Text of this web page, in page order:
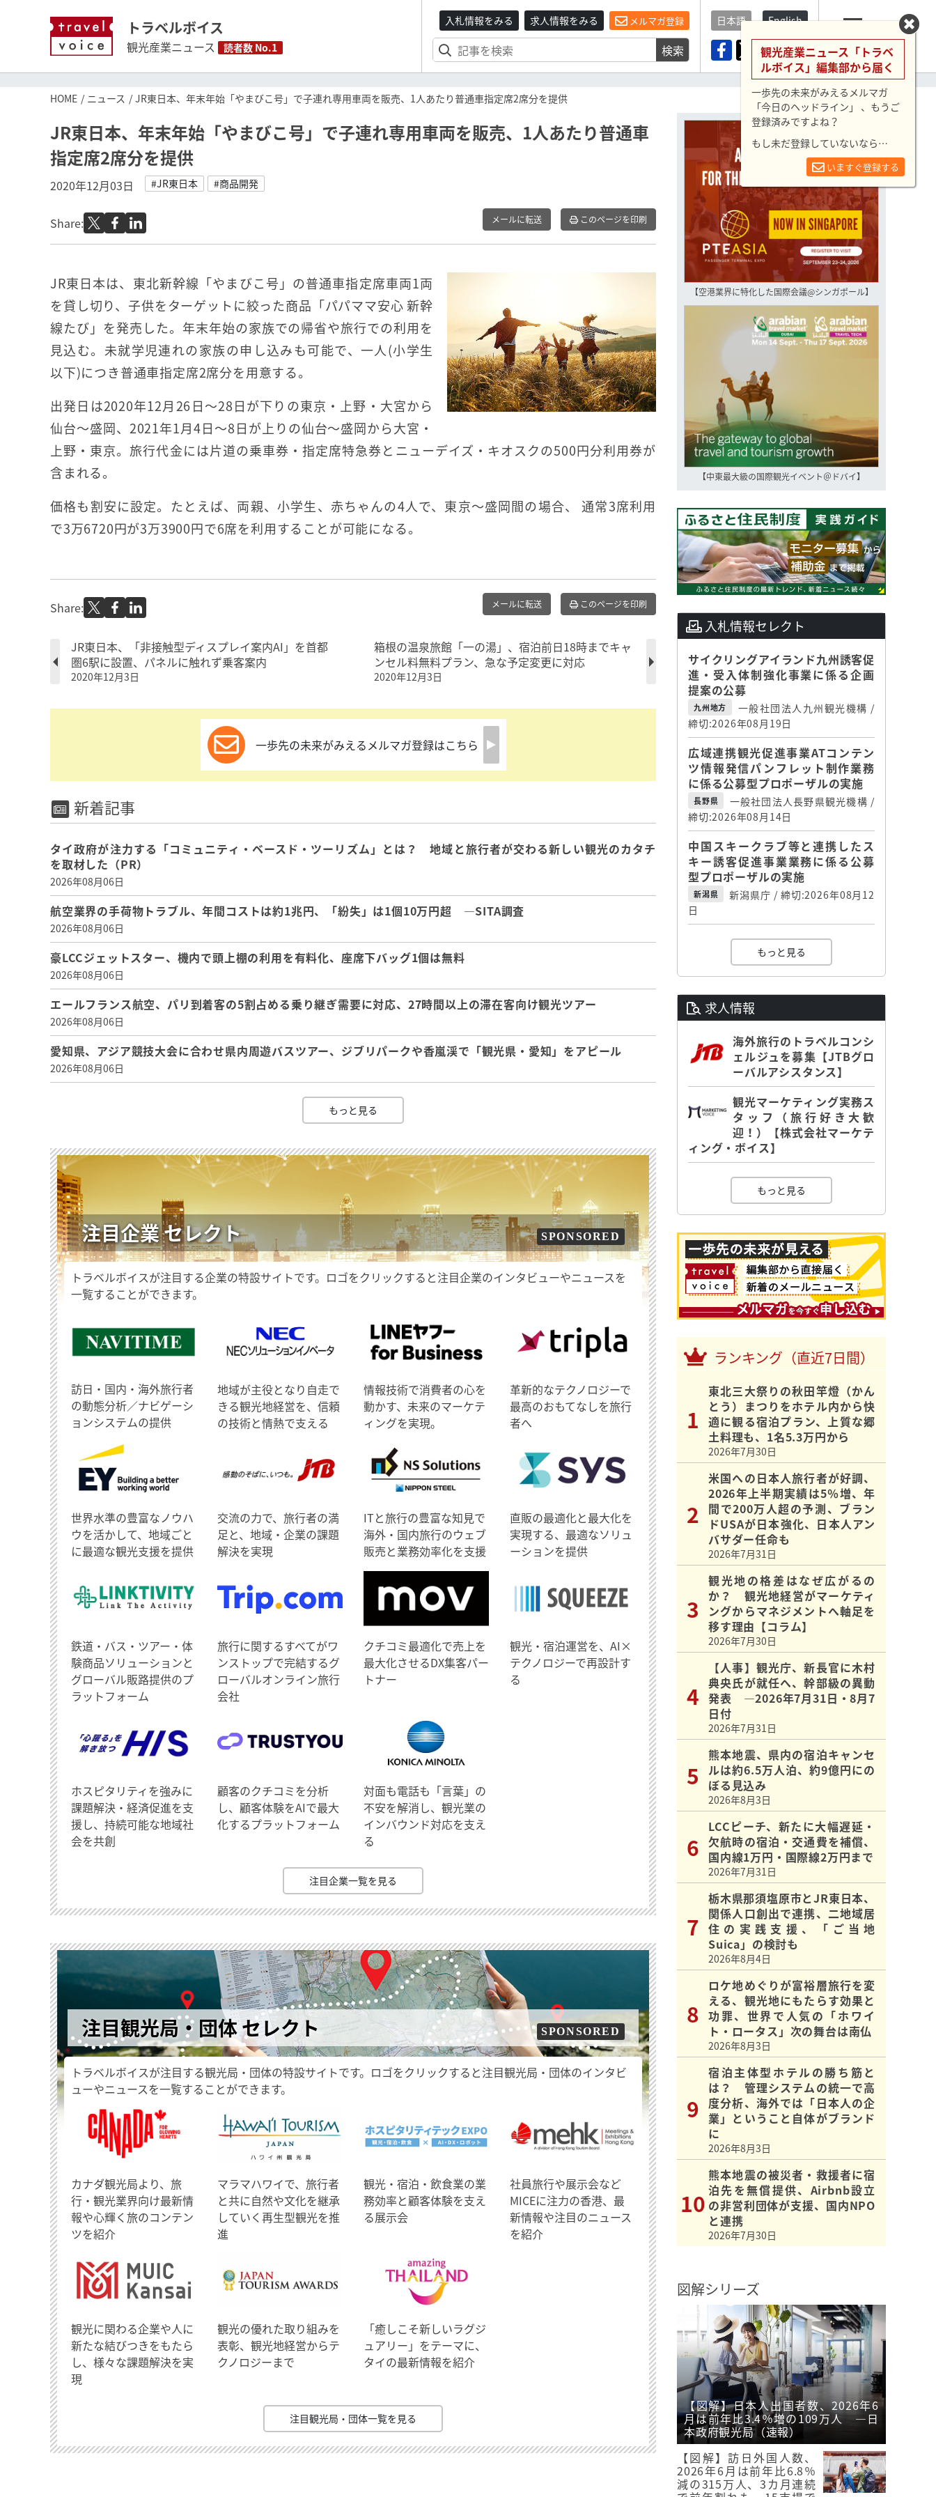
トラベルボイス
観光産業ニュース 読者数 No.1
入札情報をみる 求人情報をみる メルマガ登録
検索
日本語 English
メニュー
HOME ニュース JR東日本、年末年始「やまびこ号」で子連れ専用車両を販売、1人あたり普通車指定席2席分を提供
JR東日本、年末年始「やまびこ号」で子連れ専用車両を販売、1人あたり普通車
指定席2席分を提供
2020年12月03日 #JR東日本 #商品開発
Share: メールに転送 このページを印刷
JR東日本は、東北新幹線「やまびこ号」の普通車指定席車両1両
を貸し切り、子供をターゲットに絞った商品「パパママ安心 新幹
線たび」を発売した。年末年始の家族での帰省や旅行での利用を
見込む。未就学児連れの家族の申し込みも可能で、一人(小学生
以下)につき普通車指定席2席分を用意する。
出発日は2020年12月26日～28日が下りの東京・上野・大宮から
仙台～盛岡、2021年1月4日～8日が上りの仙台～盛岡から大宮・
上野・東京。旅行代金には片道の乗車券・指定席特急券とニューデイズ・キオスクの500円分利用券が
含まれる。
価格も割安に設定。たとえば、両親、小学生、赤ちゃんの4人で、東京～盛岡間の場合、 通常3席利用
で3万6720円が3万3900円で6席を利用することが可能になる。
Share: メールに転送 このページを印刷
JR東日本、「非接触型ディスプレイ案内AI」を首都
圏6駅に設置、パネルに触れず乗客案内
2020年12月3日
箱根の温泉旅館「一の湯」、宿泊前日18時までキャ
ンセル料無料プラン、急な予定変更に対応
2020年12月3日
一歩先の未来がみえるメルマガ登録はこちら
新着記事
タイ政府が注力する「コミュニティ・ベースド・ツーリズム」とは？ 地域と旅行者が交わる新しい観光のカタチ
を取材した（PR）
2026年08月06日
航空業界の手荷物トラブル、年間コストは約1兆円、「紛失」は1個10万円超 ―SITA調査
2026年08月06日
豪LCCジェットスター、機内で頭上棚の利用を有料化、座席下バッグ1個は無料
2026年08月06日
エールフランス航空、パリ到着客の5割占める乗り継ぎ需要に対応、27時間以上の滞在客向け観光ツアー
2026年08月06日
愛知県、アジア競技大会に合わせ県内周遊バスツアー、ジブリパークや香嵐渓で「観光県・愛知」をアピール
2026年08月06日
もっと見る
注目企業 セレクト SPONSORED
トラベルボイスが注目する企業の特設サイトです。ロゴをクリックすると注目企業のインタビューやニュースを
一覧することができます。
訪日・国内・海外旅行者
の動態分析／ナビゲーシ
ョンシステムの提供
地域が主役となり自走で
きる観光地経営を、信頼
の技術と情熱で支える
情報技術で消費者の心を
動かす、未来のマーケテ
ィングを実現。
革新的なテクノロジーで
最高のおもてなしを旅行
者へ
世界水準の豊富なノウハ
ウを活かして、地域ごと
に最適な観光支援を提供
交流の力で、旅行者の満
足と、地域・企業の課題
解決を実現
ITと旅行の豊富な知見で
海外・国内旅行のウェブ
販売と業務効率化を支援
直販の最適化と最大化を
実現する、最適なソリュ
ーションを提供
鉄道・バス・ツアー・体
験商品ソリューションと
グローバル販路提供のプ
ラットフォーム
旅行に関するすべてがワ
ンストップで完結するグ
ローバルオンライン旅行
会社
クチコミ最適化で売上を
最大化させるDX集客パー
トナー
観光・宿泊運営を、AI×
テクノロジーで再設計す
る
ホスピタリティを強みに
課題解決・経済促進を支
援し、持続可能な地域社
会を共創
顧客のクチコミを分析
し、顧客体験をAIで最大
化するプラットフォーム
対面も電話も「言葉」の
不安を解消し、観光業の
インバウンド対応を支え
る
注目企業一覧を見る
注目観光局・団体 セレクト SPONSORED
トラベルボイスが注目する観光局・団体の特設サイトです。ロゴをクリックすると注目観光局・団体のインタビ
ューやニュースを一覧することができます。
​カナダ観光局より、旅
行・観光業界向け最新情
報や心輝く旅のコンテン
ツを紹介
マラマハワイで、旅行者
と共に自然や文化を継承
していく再生型観光を推
進
観光・宿泊・飲食業の業
務効率と顧客体験を支え
る展示会
社員旅行や展示会など
MICEに注力の香港、最
新情報や注目のニュース
を紹介
観光に関わる企業や人に
新たな結びつきをもたら
し、様々な課題解決を実
現
観光の優れた取り組みを
表彰、観光地経営からテ
クノロジーまで
「癒しこそ新しいラグジ
ュアリー」をテーマに、
タイの最新情報を紹介
注目観光局・団体一覧を見る
【空港業界に特化した国際会議@シンガポール】
【中東最大級の国際観光イベント＠ドバイ】
入札情報セレクト
サイクリングアイランド九州誘客促
進・受入体制強化事業に係る企画
提案の公募
九州地方
一般社団法人九州観光機構 /
締切:2026年08月19日
広域連携観光促進事業ATコンテン
ツ情報発信パンフレット制作業務
に係る公募型プロポーザルの実施
長野県
一般社団法人長野県観光機構 /
締切:2026年08月14日
中国スキークラブ等と連携したス
キー誘客促進事業業務に係る公募
型プロポーザルの実施
新潟県
新潟県庁 / 締切:2026年08月12
日
もっと見る
求人情報
海外旅行のトラベルコンシ
ェルジュを募集【JTBグロ
ーバルアシスタンス】
観光マーケティング実務ス
タッフ（旅行好き大歓
迎！）【株式会社マーケテ
ィング・ボイス】
もっと見る
ランキング（直近7日間）
東北三大祭りの秋田竿燈（かん
とう）まつりをホテル内から快
適に観る宿泊プラン、上質な郷
土料理も、1名5.3万円から
2026年7月30日
米国への日本人旅行者が好調、
2026年上半期実績は5％増、年
間で200万人超の予測、ブラン
ドUSAが日本強化、日本人アン
バサダー任命も
2026年7月31日
観光地の格差はなぜ広がるの
か？ 観光地経営がマーケティ
ングからマネジメントへ軸足を
移す理由【コラム】
2026年7月30日
【人事】観光庁、新長官に木村
典央氏が就任へ、幹部級の異動
発表 ―2026年7月31日・8月7
日付
2026年7月31日
熊本地震、県内の宿泊キャンセ
ルは約6.5万人泊、約9億円にの
ぼる見込み
2026年8月3日
LCCピーチ、新たに大幅遅延・
欠航時の宿泊・交通費を補償、
国内線1万円・国際線2万円まで
2026年7月31日
栃木県那須塩原市とJR東日本、
関係人口創出で連携、二地域居
住の実践支援、「ご当地
Suica」の検討も
2026年8月4日
ロケ地めぐりが富裕層旅行を変
える、観光地にもたらす効果と
功罪、世界で人気の「ホワイ
ト・ロータス」次の舞台は南仏
2026年8月3日
宿泊主体型ホテルの勝ち筋と
は？ 管理システムの統一で高
度分析、海外では「日本人の企
業」ということ自体がブランド
に
2026年8月3日
熊本地震の被災者・救援者に宿
泊先を無償提供、Airbnb設立
の非営利団体が支援、国内NPO
と連携
2026年7月30日
図解シリーズ
【図解】日本人出国者数、2026年6
月は前年比3.4％増の109万人 ―日
本政府観光局（速報）
【図解】訪日外国人数、
2026年6月は前年比6.8％
減の315万人、3カ月連続
観光産業ニュース「トラベ
ルボイス」編集部から届く
一歩先の未来がみえるメルマガ
「今日のヘッドライン」 、もうご
登録済みですよね？
もし未だ登録していないなら…
いますぐ登録する